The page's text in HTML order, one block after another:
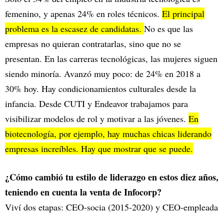
femenino, y apenas 24% en roles técnicos. El principal
problema es la escasez de candidatas. No es que las
empresas no quieran contratarlas, sino que no se
presentan. En las carreras tecnológicas, las mujeres siguen
siendo minoría. Avanzó muy poco: de 24% en 2018 a
30% hoy. Hay condicionamientos culturales desde la
infancia. Desde CUTI y Endeavor trabajamos para
visibilizar modelos de rol y motivar a las jóvenes. En
biotecnología, por ejemplo, hay muchas chicas liderando
empresas increíbles. Hay que mostrar que se puede.
¿Cómo cambió tu estilo de liderazgo en estos diez años,
teniendo en cuenta la venta de Infocorp?
Viví dos etapas: CEO-socia (2015-2020) y CEO-empleada